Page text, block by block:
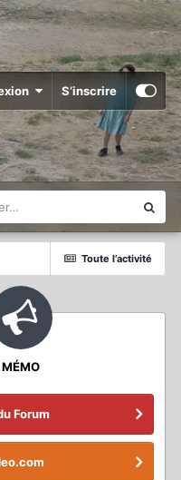
S’inscrire
Toute l’activité
MÉMO
Forum